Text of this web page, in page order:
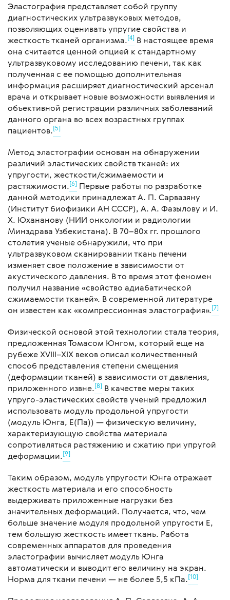
Эластография представляет собой группу
диагностических ультразвуковых методов,
позволяющих оценивать упругие свойства и
жесткость тканей организма.[4] В настоящее время
она считается ценной опцией к стандартному
ультразвуковому исследованию печени, так как
полученная с ее помощью дополнительная
информация расширяет диагностический арсенал
врача и открывает новые возможности выявления и
объективной регистрации различных заболеваний
данного органа во всех возрастных группах
пациентов.[5]
Метод эластографии основан на обнаружении
различий эластических свойств тканей: их
упругости, жесткости/сжимаемости и
растяжимости.[6] Первые работы по разработке
данной методики принадлежат А. П. Сарвазяну
(Институт биофизики АН СССР), А. А. Фазылову и И.
Х. Юхананову (НИИ онкологии и радиологии
Минздрава Узбекистана). В 70–80х гг. прошлого
столетия ученые обнаружили, что при
ультразвуковом сканировании ткань печени
изменяет свое положение в зависимости от
акустического давления. В то время этот феномен
получил название «свойство адиабатической
сжимаемости тканей». В современной литературе
он известен как «компрессионная эластография».[7]
Физической основой этой технологии стала теория,
предложенная Томасом Юнгом, который еще на
рубеже XVIII–XIX веков описал количественный
способ представления степени смещения
(деформации тканей) в зависимости от давления,
приложенного извне.[8] В качестве меры таких
упруго-эластических свойств ученый предложил
использовать модуль продольной упругости
(модуль Юнга, Е(Па)) — физическую величину,
характеризующую свойства материала
сопротивляться растяжению и сжатию при упругой
деформации.[9]
Таким образом, модуль упругости Юнга отражает
жесткость материала и его способность
выдерживать приложенные нагрузки без
значительных деформаций. Получается, что, чем
больше значение модуля продольной упругости Е,
тем большую жесткость имеет ткань. Работа
современных аппаратов для проведения
эластографии вычисляет модуль Юнга
автоматически и выводит его величину на экран.
Норма для ткани печени — не более 5,5 кПа.[10]